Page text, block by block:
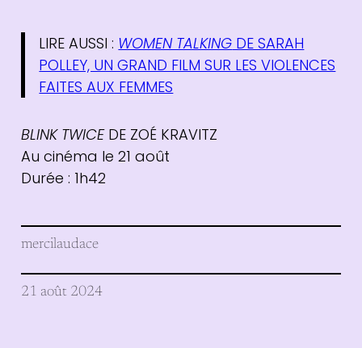
LIRE AUSSI : WOMEN TALKING DE SARAH
POLLEY, UN GRAND FILM SUR LES VIOLENCES
FAITES AUX FEMMES
BLINK TWICE DE ZOÉ KRAVITZ
Au cinéma le 21 août
Durée : 1h42
mercilaudace
21 août 2024